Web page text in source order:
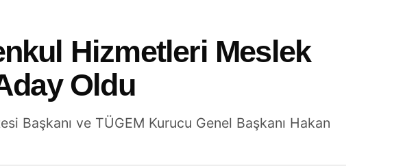
Hizmetleri Meslek
Oldu
Başkanı ve TÜGEM Kurucu Genel Başkanı Hakan